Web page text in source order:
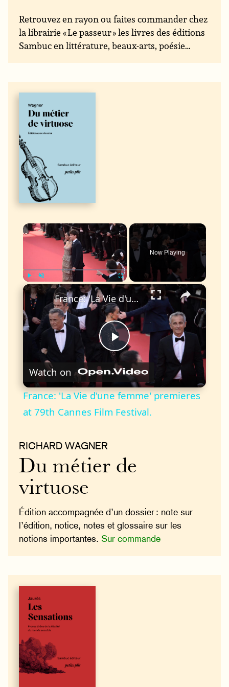
Retrouvez en rayon ou faites commander chez
la librairie « Le passeur » les livres des éditions
Sambuc en littérature, beaux-arts, poésie…
×
Play Unmute Fullscreen
Now Playing
×
Play
Video
France: 'La Vie d'une femme' premieres at 79th Cannes Film Festival.
Watch on
France: 'La Vie d'une femme' premieres
at 79th Cannes Film Festival.
RICHARD WAGNER
Du métier de
virtuose
Édition accompagnée d’un dossier : note sur
l’édition, notice, notes et glossaire sur les
notions importantes.Sur commande